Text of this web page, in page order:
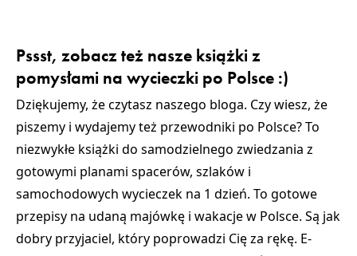
Pssst, zobacz też nasze książki z
pomysłami na wycieczki po Polsce :)
Dziękujemy, że czytasz naszego bloga. Czy wiesz, że
piszemy i wydajemy też przewodniki po Polsce? To
niezwykłe książki do samodzielnego zwiedzania z
gotowymi planami spacerów, szlaków i
samochodowych wycieczek na 1 dzień. To gotowe
przepisy na udaną majówkę i wakacje w Polsce. Są jak
dobry przyjaciel, który poprowadzi Cię za rękę. E-